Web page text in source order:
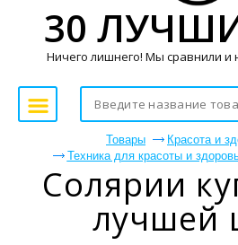
Товары
Красота и
Техника для красоты и
Солярии
лучшей
30
Ничего лишнего! Мы сравнили и